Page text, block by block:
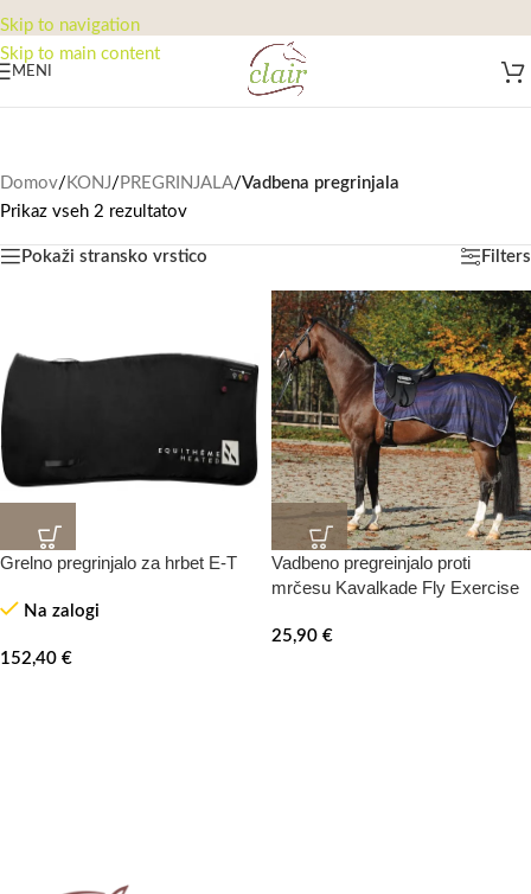
Skip to navigation
Skip to main content
MENI
Domov/ KONJ/ PREGRINJALA/Vadbena pregrinjala
Prikaz vseh 2 rezultatov
Pokaži stransko vrstico Filters
Grelno pregrinjalo za hrbet E-T
Na zalogi
152,40 €
Vadbeno pregreinjalo proti
mrčesu Kavalkade Fly Exercise
25,90 €